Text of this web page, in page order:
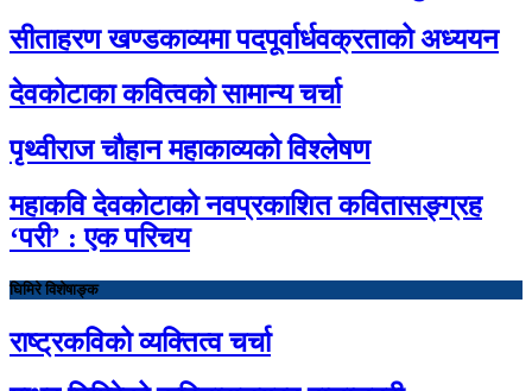
सीताहरण खण्डकाव्यमा पदपूर्वार्धवक्रताको अध्ययन
देवकोटाका कवित्वको सामान्य चर्चा
पृथ्वीराज चौहान महाकाव्यको विश्लेषण
महाकवि देवकोटाको नवप्रकाशित कवितासङ्ग्रह
‘परी’ : एक परिचय
घिमिरे विशेषाङ्क
राष्ट्रकविको व्यक्तित्व चर्चा